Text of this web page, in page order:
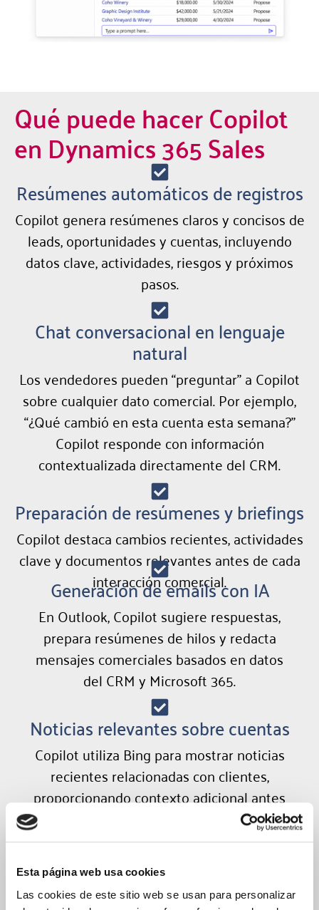
Esta página web usa cookies
Las cookies de este sitio web se usan para personalizar
Qué puede hacer Copilot
en Dynamics 365 Sales
Resúmenes automáticos de registros
Copilot genera resúmenes claros y concisos de
leads, oportunidades y cuentas, incluyendo
datos clave, actividades, riesgos y próximos
pasos.
Chat conversacional en lenguaje
natural
Los vendedores pueden “preguntar” a Copilot
sobre cualquier dato comercial. Por ejemplo,
“¿Qué cambió en esta cuenta esta semana?”
Copilot responde con información
contextualizada directamente del CRM.
Preparación de resúmenes y briefings
Copilot destaca cambios recientes, actividades
clave y documentos relevantes antes de cada
interacción comercial.
Generación de emails con IA
En Outlook, Copilot sugiere respuestas,
prepara resúmenes de hilos y redacta
mensajes comerciales basados en datos
del CRM y Microsoft 365.
Noticias relevantes sobre cuentas
Copilot utiliza Bing para mostrar noticias
recientes relacionadas con clientes,
proporcionando contexto adicional antes
Integración con documentos y
SharePoint